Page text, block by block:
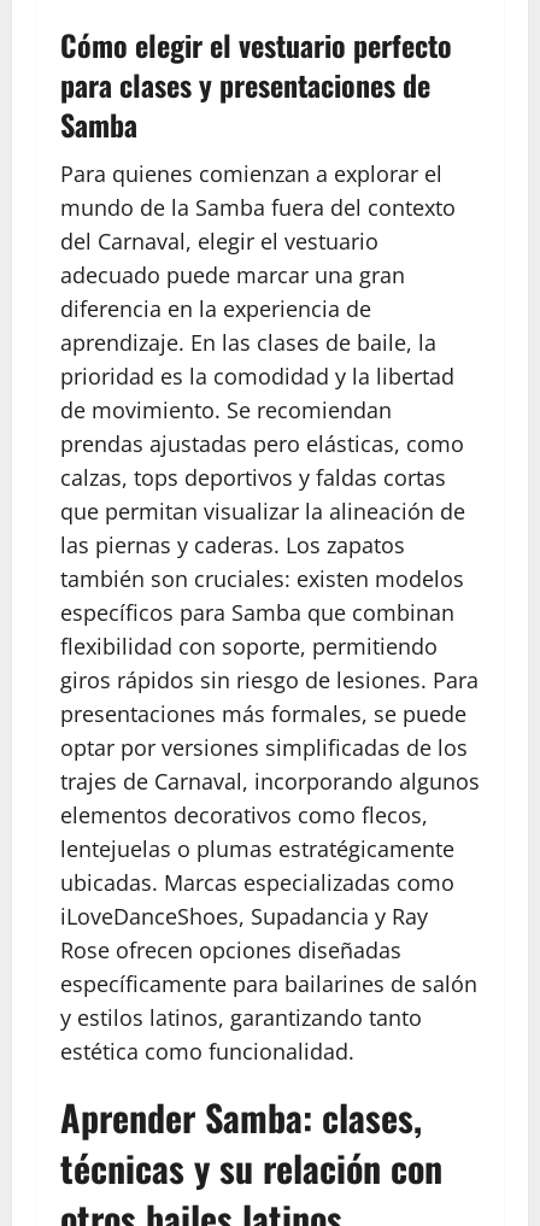
Cómo elegir el vestuario perfecto
para clases y presentaciones de
Samba
Para quienes comienzan a explorar el
mundo de la Samba fuera del contexto
del Carnaval, elegir el vestuario
adecuado puede marcar una gran
diferencia en la experiencia de
aprendizaje. En las clases de baile, la
prioridad es la comodidad y la libertad
de movimiento. Se recomiendan
prendas ajustadas pero elásticas, como
calzas, tops deportivos y faldas cortas
que permitan visualizar la alineación de
las piernas y caderas. Los zapatos
también son cruciales: existen modelos
específicos para Samba que combinan
flexibilidad con soporte, permitiendo
giros rápidos sin riesgo de lesiones. Para
presentaciones más formales, se puede
optar por versiones simplificadas de los
trajes de Carnaval, incorporando algunos
elementos decorativos como flecos,
lentejuelas o plumas estratégicamente
ubicadas. Marcas especializadas como
iLoveDanceShoes, Supadancia y Ray
Rose ofrecen opciones diseñadas
específicamente para bailarines de salón
y estilos latinos, garantizando tanto
estética como funcionalidad.
Aprender Samba: clases,
técnicas y su relación con